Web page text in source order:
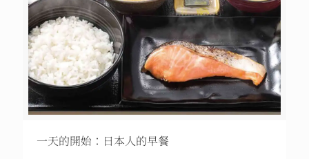
一天的開始：日本人的早餐